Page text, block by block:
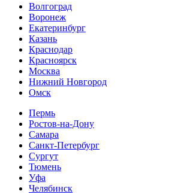
Волгоград
Воронеж
Екатеринбург
Казань
Краснодар
Красноярск
Москва
Нижний Новгород
Омск
Пермь
Ростов-на-Дону
Самара
Санкт-Петербург
Сургут
Тюмень
Уфа
Челябинск